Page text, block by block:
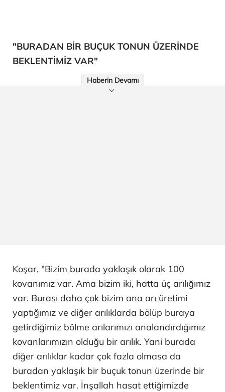
"BURADAN BİR BUÇUK TONUN ÜZERİNDE
BEKLENTİMİZ VAR"
Haberin Devamı
Koşar, "Bizim burada yaklaşık olarak 100
kovanımız var. Ama bizim iki, hatta üç arılığımız
var. Burası daha çok bizim ana arı üretimi
yaptığımız ve diğer arılıklarda bölüp buraya
getirdiğimiz bölme arılarımızı analandırdığımız
kovanlarımızın olduğu bir arılık. Yani burada
diğer arılıklar kadar çok fazla olmasa da
buradan yaklaşık bir buçuk tonun üzerinde bir
beklentimiz var. İnşallah hasat ettiğimizde